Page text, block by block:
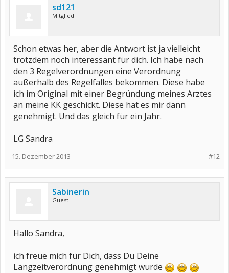
sd121
Mitglied
Schon etwas her, aber die Antwort ist ja vielleicht
trotzdem noch interessant für dich. Ich habe nach
den 3 Regelverordnungen eine Verordnung
außerhalb des Regelfalles bekommen. Diese habe
ich im Original mit einer Begründung meines Arztes
an meine KK geschickt. Diese hat es mir dann
genehmigt. Und das gleich für ein Jahr.
LG Sandra
#12
15. Dezember 2013
Sabinerin
Guest
Hallo Sandra,
ich freue mich für Dich, dass Du Deine
Langzeitverordnung genehmigt wurde